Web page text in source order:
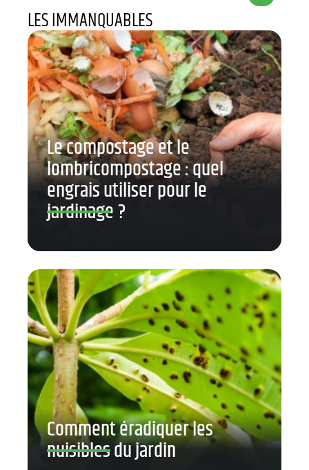
LES IMMANQUABLES
Le compostage et le
lombricompostage : quel
engrais utiliser pour le
jardinage ?
Comment éradiquer les
nuisibles du jardin